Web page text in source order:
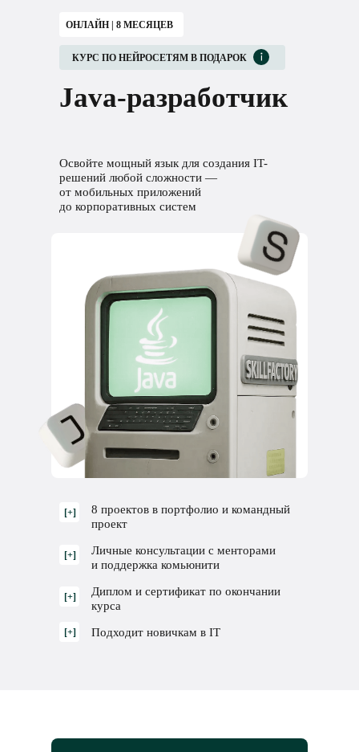
ОНЛАЙН | 8 МЕСЯЦЕВ
Java-разработчик
Освойте мощный язык для создания IT-
решений любой сложности —
от мобильных приложений
до корпоративных систем
КУРС ПО НЕЙРОСЕТЯМ В ПОДАРОК
[+]
8 проектов в портфолио и командный
проект
[+]
Личные консультации с менторами
и поддержка комьюнити
[+]
Диплом и сертификат по окончании
курса
[+] Подходит новичкам в IT